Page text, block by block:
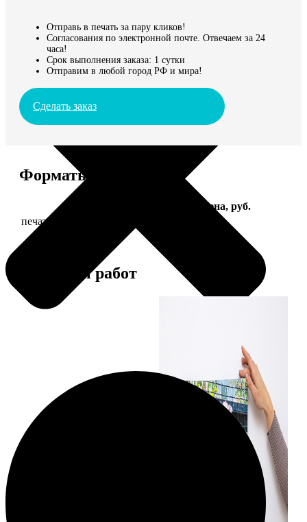
Отправь в печать за пару кликов!
Согласования по электронной почте. Отвечаем за 24
часа!
Срок выполнения заказа: 1 сутки
Отправим в любой город РФ и мира!
Сделать заказ
Форматы и цены
Цена, руб.
печать фото на холсте с подрамником
Примеры работ